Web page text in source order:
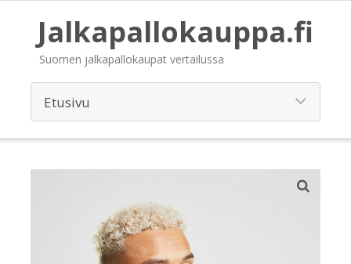
Jalkapallokauppa.fi
Suomen jalkapallokaupat vertailussa